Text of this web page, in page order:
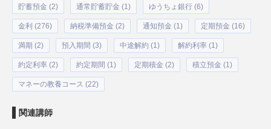
貯蓄預金 (2) 通常貯蓄貯金 (1) ゆうちょ銀行 (6)
金利 (276) 納税準備預金 (2) 通知預金 (1) 定期預金 (16)
満期 (2) 預入期間 (3) 中途解約 (1) 解約利率 (1)
約定利率 (2) 約定期間 (1) 定期積金 (2) 積立預金 (1)
マネーの教養コース (22)
関連講師